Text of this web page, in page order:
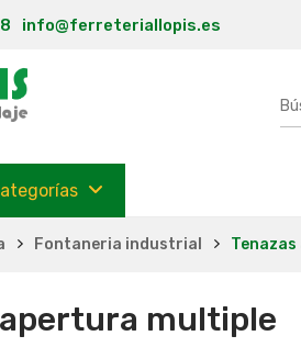
info@ferreteriallopis.es
Fontaneria industrial
multiple